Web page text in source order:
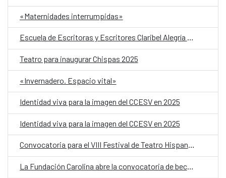
«Maternidades interrumpidas»
Escuela de Escritoras y Escritores Claribel Alegría 2025
Teatro para inaugurar Chispas 2025
«Invernadero. Espacio vital»
Identidad viva para la imagen del CCESV en 2025
Identidad viva para la imagen del CCESV en 2025
Convocatoria para el VIII Festival de Teatro Hispanosalvadoreño
La Fundación Carolina abre la convocatoria de becas 2025-2026